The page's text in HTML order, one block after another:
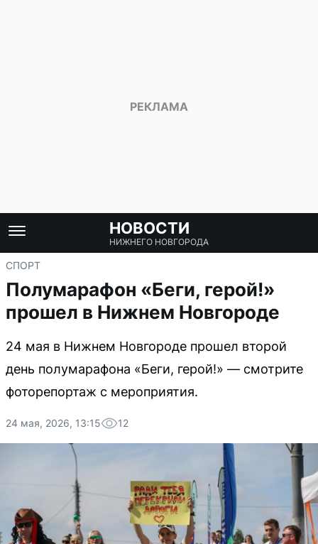
НОВОСТИ
НИЖНЕГО НОВГОРОДА
СПОРТ
Полумарафон «Беги, герой!»
прошел в Нижнем Новгороде
24 мая в Нижнем Новгороде прошел второй
день полумарафона «Беги, герой!» — смотрите
фоторепортаж с мероприятия.
24 мая, 2026, 13:15 12